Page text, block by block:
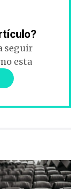
seguir
esta